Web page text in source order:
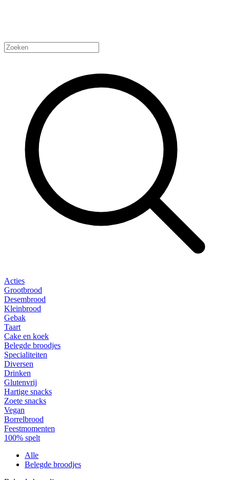
Acties
Grootbrood
Desembrood
Kleinbrood
Gebak
Taart
Cake en koek
Belegde broodjes
Specialiteiten
Diversen
Drinken
Glutenvrij
Hartige snacks
Zoete snacks
Vegan
Borrelbrood
Feestmomenten
100% spelt
Alle
Belegde broodjes